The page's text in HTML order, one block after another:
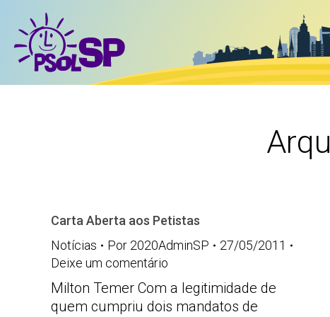
Carta Aberta aos Petistas
Notícias
Por 2020AdminSP
27/05/2011
Deixe um comentário
Milton Temer Com a legitimidade de
quem cumpriu dois mandatos de